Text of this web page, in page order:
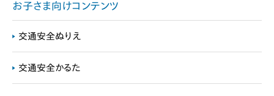
お子さま向けコンテンツ
交通安全ぬりえ
交通安全かるた